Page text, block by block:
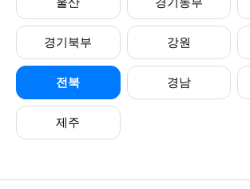
경기북부 강원
전북 경남
제주